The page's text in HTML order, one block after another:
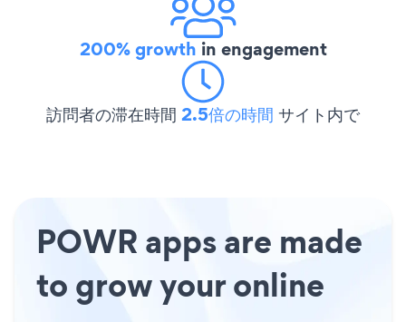
200% growth in engagement
訪問者の滞在時間 2.5倍の時間 サイト内で
POWR apps are made
to grow your online